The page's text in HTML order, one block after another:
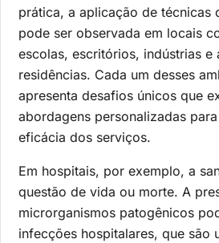
prática, a aplicação de técnicas
pode ser observada em locais
escolas, escritórios, indústrias e
residências. Cada um desses
apresenta desafios únicos que
abordagens personalizadas
eficácia dos serviços.
Em hospitais, por exemplo, a
questão de vida ou morte. A
microrganismos patogênicos
infecções hospitalares, que são